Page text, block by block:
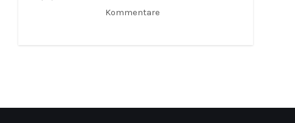
Kommentare